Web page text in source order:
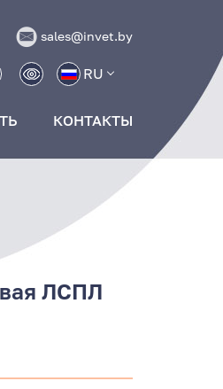
sales@invet.by
RU
КОНТАКТЫ
ЛСПЛ